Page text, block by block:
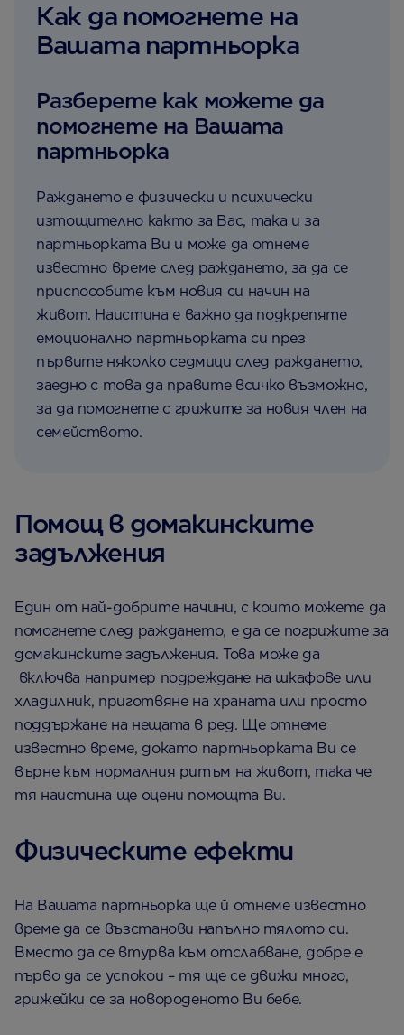
Как да помогнете на
Вашата партньорка
Разберете как можете да
помогнете на Вашата
партньорка
Раждането е физически и психически
изтощително както за Вас, така и за
партньорката Ви и може да отнеме
известно време след раждането, за да се
приспособите към новия си начин на
живот. Наистина е важно да подкрепяте
емоционално партньорката си през
първите няколко седмици след раждането,
заедно с това да правите всичко възможно,
за да помогнете с грижите за новия член на
семейството.
Помощ в домакинските
задължения
Един от най-добрите начини, с които можете да
помогнете след раждането, е да се погрижите за
домакинските задължения. Това може да
включва например подреждане на шкафове или
хладилник, приготвяне на храната или просто
поддържане на нещата в ред. Ще отнеме
известно време, докато партньорката Ви се
върне към нормалния ритъм на живот, така че
тя наистина ще оцени помощта Ви.
Физическите ефекти
На Вашата партньорка ще й отнеме известно
време да се възстанови напълно тялото си.
Вместо да се втурва към отслабване, добре е
първо да се успокои – тя ще се движи много,
грижейки се за новороденото Ви бебе.